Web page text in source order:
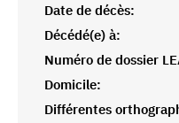
Date de décès:
Décédé(e) à:
Numéro de dossier
Domicile:
Différentes